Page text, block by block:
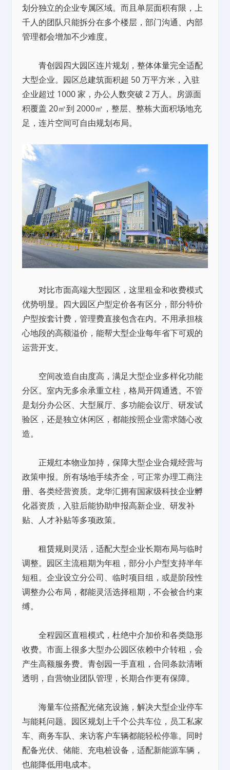
划分独立的企业专属区域。而且单层面积有限，上
千人的团队只能拆分在多个楼层，部门沟通、内部
管理都会增加不少难度。
青创园四大园区连片规划，整体体量完全适配
大型企业。园区总建筑面积超 50 万平方米，入驻
企业超过 1000 家，办公人数突破 2 万人。房源面
积覆盖 20㎡到 2000㎡，整层、整栋大面积场地充
足，连片空间可自由规划布局。
对比市面高端大型园区，这里租金和收费模式
优势明显。四大园区户型定价各有区分，部分特价
户型按套计费，管理费直接包含在内。不用承担核
心地段的高额溢价，能帮大型企业每年省下可观的
运营开支。
空间改造自由度高，满足大型企业多样化功能
分区。室内无多余承重立柱，格局开阔通透。不管
是划分办公区、大型展厅、多功能会议厅、研发试
验区，还是独立休闲区，都能按照企业需求随心改
造。
正规红本物业加持，保障大型企业合规经营与
政策申报。所有场地手续齐全，可正常办理工商注
册、各类经营资质。龙华汇拥有国家级科技企业孵
化器资质，入驻后能协助申报高新企业、研发补
贴、人才补贴等多项政策。
租赁规则灵活，适配大型企业长期布局与临时
调整。园区主流租期为年租，部分小户型支持半年
短租。企业设立分公司、临时项目组，或是阶段性
调整办公布局，都能灵活选择租期，不会被合约束
缚。
全程园区直租模式，杜绝中介加价和各类隐形
收费。市面上很多大型办公园区依赖中介转租，会
产生高额服务费。青创园一手直租，合同条款清晰
透明，自营物业团队管理，长期合作更有保障。
海量车位搭配光储充设施，解决大型企业停车
与能耗问题。园区规划上千个公共车位，员工私家
车、商务车队、来访客户车辆都能轻松停靠。同时
配备光伏、储能、充电桩设备，适配新能源车辆，
也能降低用电成本。